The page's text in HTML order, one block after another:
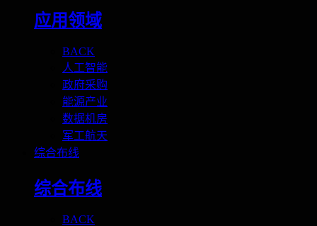
应用领域
BACK
人工智能
政府采购
能源产业
数据机房
军工航天
综合布线
综合布线
BACK